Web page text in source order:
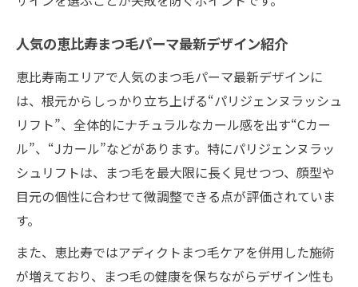
人気の恵比寿まつ毛パーマ最新デザイン紹介
恵比寿南エリアで人気のまつ毛パーマ最新デザインに
は、根元からしっかり立ち上げる“パリジェンヌラッシュ
リフト”、全体的にナチュラルなカール感を出す“Cカー
ル”、“Jカール”などがあります。特にパリジェンヌラッ
シュリフトは、まつ毛を最大限に長く見せつつ、顔型や
目元の個性に合わせて微調整できる点が評価されていま
す。
また、恵比寿ではアディクトまつ毛ケアを併用した施術
が増えており、まつ毛の健康を保ちながらデザイン性も